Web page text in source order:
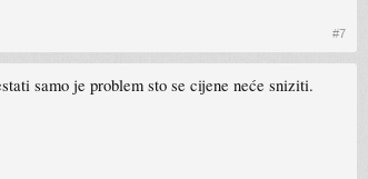
#7
samo je problem sto se cijene neće sniziti.